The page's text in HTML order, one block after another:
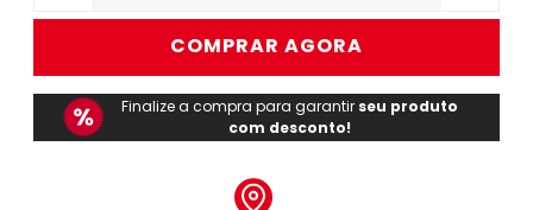
COMPRAR AGORA
Finalize a compra para garantir seu produto
com desconto!